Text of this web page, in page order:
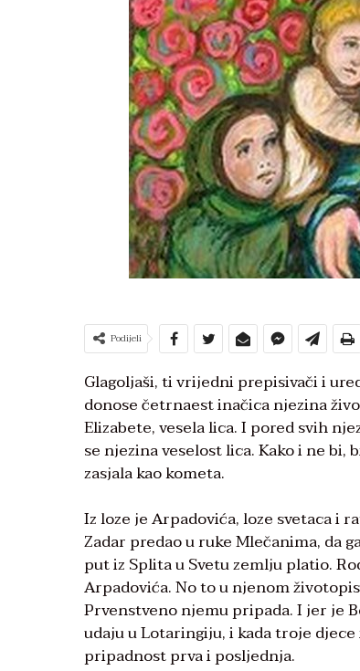
Podijeli
Glagoljaši, ti vrijedni prepisivači i
donose četrnaest inačica njezina
Elizabete, vesela lica. I pored svih
se njezina veselost lica. Kako i ne
zasjala kao kometa.
Iz loze je Arpadovića, loze svetaca i
Zadar predao u ruke Mlečanima, da
put iz Splita u Svetu zemlju platio.
Arpadovića. No to u njenom
Prvenstveno njemu pripada. I jer je
udaju u Lotaringiju, i kada troje
pripadnost prva i posljednja.